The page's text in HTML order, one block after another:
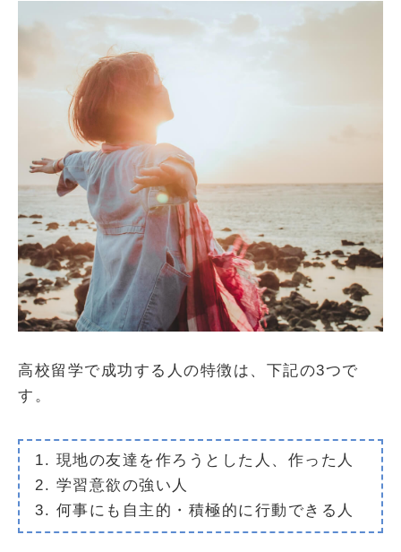
高校留学で成功する人の特徴は、下記の3つで
す。
1. 現地の友達を作ろうとした人、作った人
2. 学習意欲の強い人
3. 何事にも自主的・積極的に行動できる人